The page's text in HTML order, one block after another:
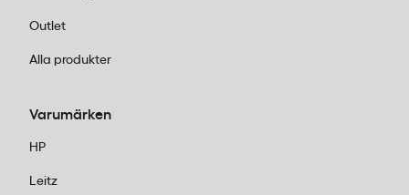
Outlet
Alla produkter
Varumärken
HP
Leitz